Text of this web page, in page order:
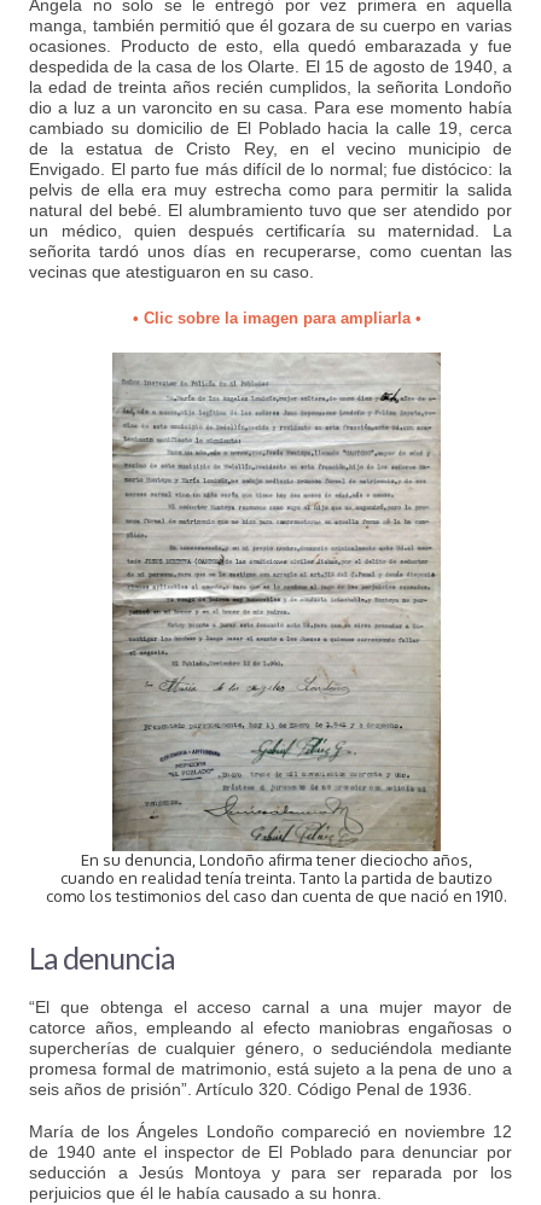
Ángela no solo se le entregó por vez primera en aquella
manga, también permitió que él gozara de su cuerpo en varias
ocasiones. Producto de esto, ella quedó embarazada y fue
despedida de la casa de los Olarte. El 15 de agosto de 1940, a
la edad de treinta años recién cumplidos, la señorita Londoño
dio a luz a un varoncito en su casa. Para ese momento había
cambiado su domicilio de El Poblado hacia la calle 19, cerca
de la estatua de Cristo Rey, en el vecino municipio de
Envigado. El parto fue más difícil de lo normal; fue distócico: la
pelvis de ella era muy estrecha como para permitir la salida
natural del bebé. El alumbramiento tuvo que ser atendido por
un médico, quien después certificaría su maternidad. La
señorita tardó unos días en recuperarse, como cuentan las
vecinas que atestiguaron en su caso.
• Clic sobre la imagen para ampliarla •
En su denuncia, Londoño afirma tener dieciocho años,
cuando en realidad tenía treinta. Tanto la partida de bautizo
como los testimonios del caso dan cuenta de que nació en 1910.
La denuncia
“El que obtenga el acceso carnal a una mujer mayor de
catorce años, empleando al efecto maniobras engañosas o
supercherías de cualquier género, o seduciéndola mediante
promesa formal de matrimonio, está sujeto a la pena de uno a
seis años de prisión”. Artículo 320. Código Penal de 1936.
María de los Ángeles Londoño compareció en noviembre 12
de 1940 ante el inspector de El Poblado para denunciar por
seducción a Jesús Montoya y para ser reparada por los
perjuicios que él le había causado a su honra.